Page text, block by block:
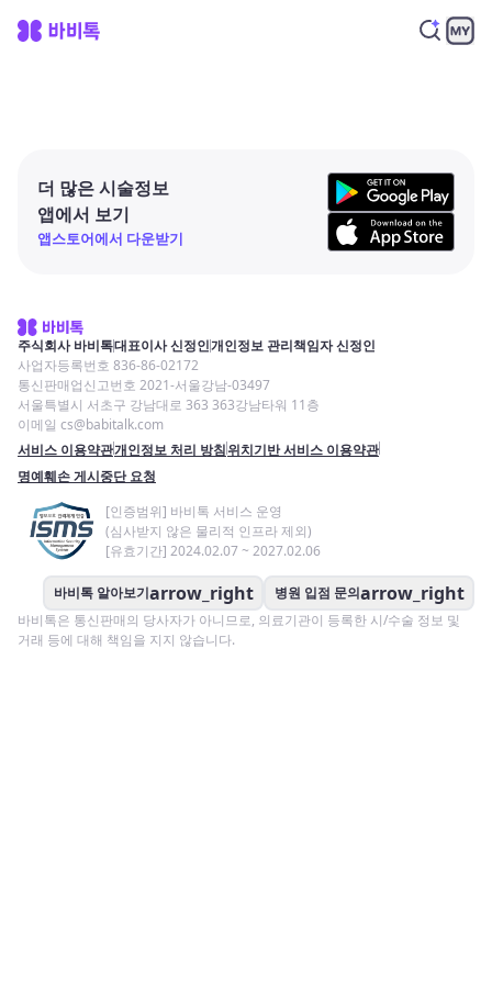
더 많은 시술정보
앱에서 보기
앱스토어에서 다운받기
주식회사 바비톡대표이사 신정인개인정보 관리책임자 신정인
사업자등록번호 836-86-02172
통신판매업신고번호 2021-서울강남-03497
서울특별시 서초구 강남대로 363 363강남타워 11층
이메일 cs@babitalk.com
서비스 이용약관개인정보 처리 방침위치기반 서비스 이용약관
명예훼손 게시중단 요청
[인증범위] 바비톡 서비스 운영
(심사받지 않은 물리적 인프라 제외)
[유효기간] 2024.02.07 ~ 2027.02.06
바비톡 알아보기arrow_right 병원 입점 문의arrow_right
바비톡은 통신판매의 당사자가 아니므로, 의료기관이 등록한 시/수술 정보 및
거래 등에 대해 책임을 지지 않습니다.